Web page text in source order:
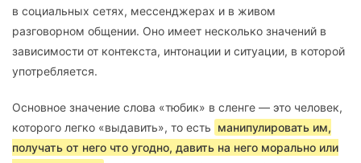
в социальных сетях, мессенджерах и в живом
разговорном общении. Оно имеет несколько значений в
зависимости от контекста, интонации и ситуации, в которой
употребляется.
Основное значение слова «тюбик» в сленге — это человек,
которого легко «выдавить», то есть манипулировать им,
получать от него что угодно, давить на него морально или